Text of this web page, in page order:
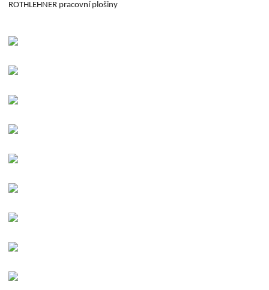
ROTHLEHNER pracovní plošiny